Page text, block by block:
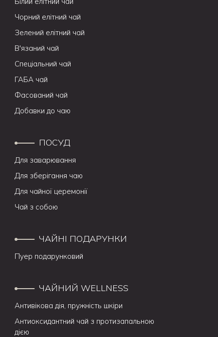
Чорний елітний чай
Зелений елітний чай
В'язаний чай
Спеціальний чай
ГАБА чай
Фасований чай
Добавки до чаю
ПОСУД
Для заварювання
Для зберігання чаю
Для чайної церемонії
Чай з собою
ЧАЙНІ ПОДАРУНКИ
Пуер подарунковий
ЧАЙНИЙ WELLNESS
Антивікова дія, пружність шкіри
Антиоксидантний чай з протизапальною
дією